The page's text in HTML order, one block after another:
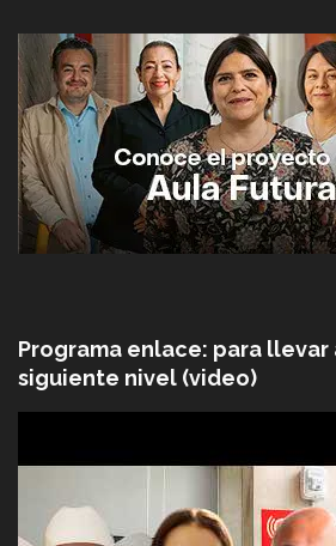
Programa enlace: para llevar
siguiente nivel (video)